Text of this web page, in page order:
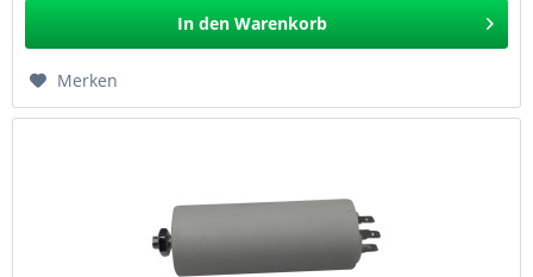
In den Warenkorb
Merken